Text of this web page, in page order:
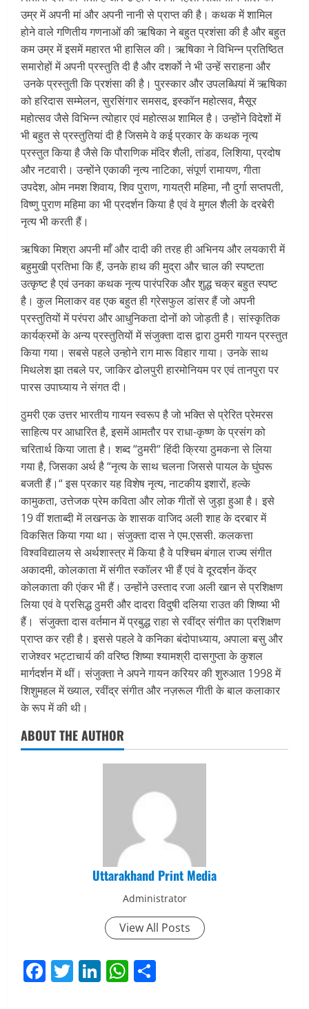
उम्र में अपनी मां और अपनी नानी से प्राप्त की है। कथक में शामिल
होने वाले गणितीय गणनाओं की ऋषिका ने बहुत प्रशंसा की है और बहुत
कम उम्र में इसमें महारत भी हासिल की। ऋषिका ने विभिन्न प्रतिष्ठित
समारोहों में अपनी प्रस्तुति दी है और दशर्काे ने भी उन्हें सराहना और
उनके प्रस्तुती कि प्रशंसा की है। पुरस्कार और उपलब्धियां में ऋषिका
को हरिदास सम्मेलन, सुरसिंगार समसद, इस्कॉन महोत्सव, मैसूर
महोत्सव जैसे विभिन्न त्योहार एवं महोत्सअ शामिल है। उन्होंने विदेशों में
भी बहुत से प्रस्तुतियां दी है जिसमे वे कई प्रकार के कथक नृत्य
प्रस्तुत किया है जैसे कि पौराणिक मंदिर शैली, तांडव, लिशिया, प्रदोष
और नटवारी। उन्होंने एकाकी नृत्य नाटिका, संपूर्ण रामायण, गीता
उपदेश, ओम नमश शिवाय, शिव पुराण, गायत्री महिमा, नौ दुर्गा सप्तपती,
विष्णु पुराण महिमा का भी प्रदर्शन किया है एवं वे मुगल शैली के दरबेरी
नृत्य भी करती हैं।
ऋषिका मिश्रा अपनी माँ और दादी की तरह ही अभिनय और लयकारी में
बहुमुखी प्रतिभा कि हैं, उनके हाथ की मुद्रा और चाल की स्पष्टता
उत्कृष्ट है एवं उनका कथक नृत्य पारंपरिक और शुद्ध चक्र बहुत स्पष्ट
है। कुल मिलाकर वह एक बहुत ही ग्रेसफुल डांसर हैं जो अपनी
प्रस्तुतियों में परंपरा और आधुनिकता दोनों को जोड़ती है। सांस्कृतिक
कार्यक्रमों के अन्य प्रस्तुतियों में संजुक्ता दास द्वारा ठुमरी गायन प्रस्तुत
किया गया। सबसे पहले उन्होने राग मारू विहार गाया। उनके साथ
मिथलेश झा तबले पर, जाकिर ढोलपुरी हारमोनियम पर एवं तानपुरा पर
पारस उपाघ्याय ने संगत दी।
ठुमरी एक उत्तर भारतीय गायन स्वरूप है जो भक्ति से प्रेरित प्रेमरस
साहित्य पर आधारित है, इसमें आमतौर पर राधा-कृष्ण के प्रसंग को
चरितार्थ किया जाता है। शब्द “ठुमरी“ हिंदी क्रिया ठुमकना से लिया
गया है, जिसका अर्थ है “नृत्य के साथ चलना जिससे पायल के घुंघरू
बजती हैं।“ इस प्रकार यह विशेष नृत्य, नाटकीय इशारों, हल्के
कामुकता, उत्तेजक प्रेम कविता और लोक गीतों से जुड़ा हुआ है। इसे
19 वीं शताब्दी में लखनऊ के शासक वाजिद अली शाह के दरबार में
विकसित किया गया था। संजुक्ता दास ने एम.एससी. कलकत्ता
विश्वविद्यालय से अर्थशास्त्र में किया है वे पश्चिम बंगाल राज्य संगीत
अकादमी, कोलकाता में संगीत स्कॉलर भी हैं एवं वे दूरदर्शन केंद्र
कोलकाता की एंकर भी हैं। उन्होंने उस्ताद रजा अली खान से प्रशिक्षण
लिया एवं वे प्रसिद्ध ठुमरी और दादरा विदुषी दलिया राउत की शिष्या भी
हैं। संजुक्ता दास वर्तमान में प्रबुद्ध राहा से रवींद्र संगीत का प्रशिक्षण
प्राप्त कर रही है। इससे पहले वे कनिका बंदोपाध्याय, अपाला बसु और
राजेश्वर भट्टाचार्य की वरिष्ठ शिष्या श्यामश्री दासगुप्ता के कुशल
मार्गदर्शन में थीं। संजुक्ता ने अपने गायन करियर की शुरुआत 1998 में
शिशुमहल में ख्याल, रवींद्र संगीत और नज़रूल गीती के बाल कलाकार
के रूप में की थी।
ABOUT THE AUTHOR
Uttarakhand Print Media
Administrator
View All Posts
Facebook
Twitter
LinkedIn
WhatsApp